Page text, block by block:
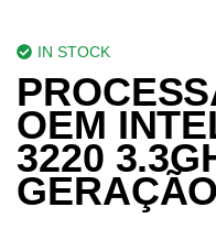
IN STOCK
OEM
3220
GERAÇÃO